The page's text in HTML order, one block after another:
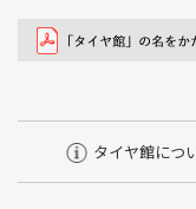
タイヤ館につ